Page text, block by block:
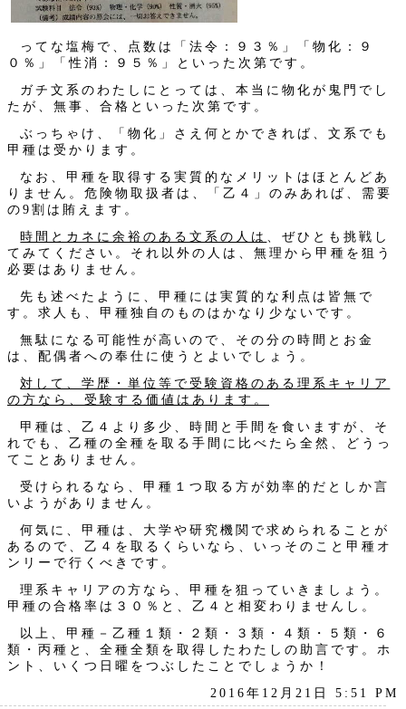
ってな塩梅で、点数は「法令：９３％」「物化：９
０％」「性消：９５％」といった次第です。
ガチ文系のわたしにとっては、本当に物化が鬼門でし
たが、無事、合格といった次第です。
ぶっちゃけ、「物化」さえ何とかできれば、文系でも
甲種は受かります。
なお、甲種を取得する実質的なメリットはほとんどあ
りません。危険物取扱者は、「乙４」のみあれば、需要
の9割は賄えます。
時間とカネに余裕のある文系の人は
、ぜひとも挑戦し
てみてください。それ以外の人は、無理から甲種を狙う
必要はありません。
先も述べたように、甲種には実質的な利点は皆無で
す。求人も、甲種独自のものはかなり少ないです。
無駄になる可能性が高いので、その分の時間とお金
は、配偶者への奉仕に使うとよいでしょう。
対して、学歴・単位等で受験資格のある理系キャリア
の方なら、受験する価値はあります。
甲種は、乙４より多少、時間と手間を食いますが、そ
れでも、乙種の全種を取る手間に比べたら全然、どうっ
てことありません。
受けられるなら、甲種１つ取る方が効率的だとしか言
いようがありません。
何気に、甲種は、大学や研究機関で求められることが
あるので、乙４を取るくらいなら、いっそのこと甲種オ
ンリーで行くべきです。
理系キャリアの方なら、甲種を狙っていきましょう。
甲種の合格率は３０％と、乙４と相変わりませんし。
以上、甲種－乙種１類・２類・３類・４類・５類・６
類・丙種と、全種全類を取得したわたしの助言です。ホ
ント、いくつ日曜をつぶしたことでしょうか！
2016年12月21日 5:51 PM